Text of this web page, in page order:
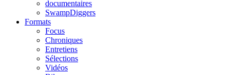
documentaires
SwampDiggers
Formats
Focus
Chroniques
Entretiens
Sélections
Vidéos